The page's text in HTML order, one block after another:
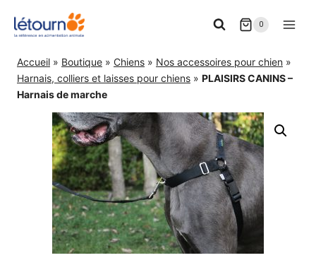
0
Accueil » Boutique » Chiens » Nos accessoires pour chien »
Harnais, colliers et laisses pour chiens » PLAISIRS CANINS –
Harnais de marche